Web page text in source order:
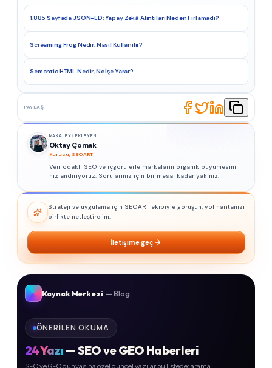
1.885 Sayfada JSON-LD: Yapay Zekâ Alıntıları Neden Firlamadı?
Screaming Frog Nedir, Nasıl Kullanılır?
Semantic HTML Nedir, Ne İşe Yarar?
PAYLAŞ
MAKALEYI EKLEYEN
Oktay Çomak
Kurucu, SEOART
Veri odaklı SEO ve içgörülerle markaların organik büyümesini
hızlandırıyoruz. Sorularınız için bir mesaj kadar yakınız.
Strateji ve uygulama için SEOART ekibiyle görüşün; yol haritanızı
birlikte netleştirelim.
İletişime geç
Kaynak Merkezi — Blog
ÖNERILEN OKUMA
24Yazı — SEO ve GEO Haberleri
SEO ve GEO dünyasına özel güncel yazılar bu listede; arama